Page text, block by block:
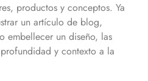
productos y conceptos. Ya
un artículo de blog,
embellecer un diseño, las
y contexto a la